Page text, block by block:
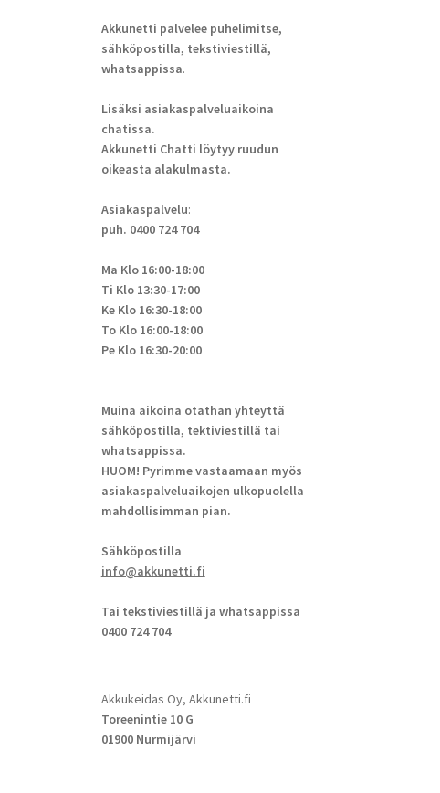
Akkunetti palvelee puhelimitse,
sähköpostilla, tekstiviestillä,
whatsappissa.
Lisäksi asiakaspalveluaikoina
chatissa.
Akkunetti Chatti löytyy ruudun
oikeasta alakulmasta.
Asiakaspalvelu:
puh. 0400 724 704
Ma Klo 16:00-18:00
Ti Klo 13:30-17:00
Ke Klo 16:30-18:00
To Klo 16:00-18:00
Pe Klo 16:30-20:00
Muina aikoina otathan yhteyttä
sähköpostilla, tektiviestillä tai
whatsappissa.
HUOM! Pyrimme vastaamaan myös
asiakaspalveluaikojen ulkopuolella
mahdollisimman pian.
Sähköpostilla
info@akkunetti.fi
Tai tekstiviestillä ja whatsappissa
0400 724 704
Akkukeidas Oy, Akkunetti.fi
Toreenintie 10 G
01900 Nurmijärvi